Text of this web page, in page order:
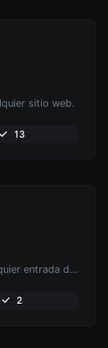
sitio web.
13
Convierta texto a binario y al revés para cualquier entrada de cadena.
2